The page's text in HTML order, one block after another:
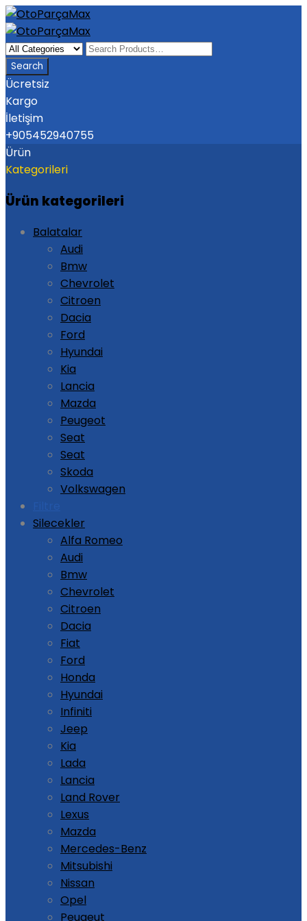
Ücretsiz
Kargo
İletişim
+905452940755
Ürün
Kategorileri
Ürün kategorileri
Balatalar
Audi
Bmw
Chevrolet
Citroen
Dacia
Ford
Hyundai
Kia
Lancia
Mazda
Peugeot
Seat
Seat
Skoda
Volkswagen
Silecekler
Alfa Romeo
Audi
Bmw
Chevrolet
Citroen
Dacia
Fiat
Ford
Honda
Hyundai
Infiniti
Jeep
Kia
Lada
Lancia
Land Rover
Lexus
Mazda
Mercedes-Benz
Mitsubishi
Nissan
Opel
Peugeut